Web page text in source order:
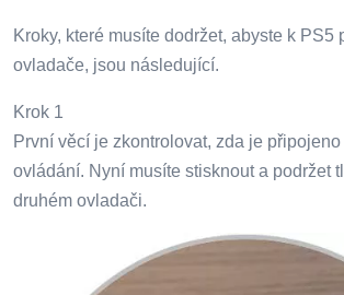
Kroky, které musíte dodržet, abyste k PS5
ovladače, jsou následující.
Krok 1
První věcí je zkontrolovat, zda je
ovládání. Nyní musíte stisknout a podržet
druhém ovladači.